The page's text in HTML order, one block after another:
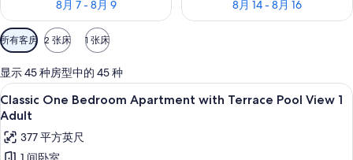
8月 7 - 8月 9
8月 14 - 8月 16
可
用
的
客
房
筛
选
条
所有客房 2 张床 1 张床
显示 45 种房型中的 45 种
显
示
Classic
One
高档床上用品、客房内保险箱、免费
10
Classic One Bedroom Apartment with Terrace Pool View 1
Adult
377 平方英尺